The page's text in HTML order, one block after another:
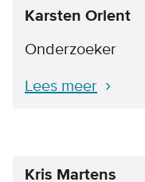
Karsten Orlent
Onderzoeker
Lees meer
Kris Martens